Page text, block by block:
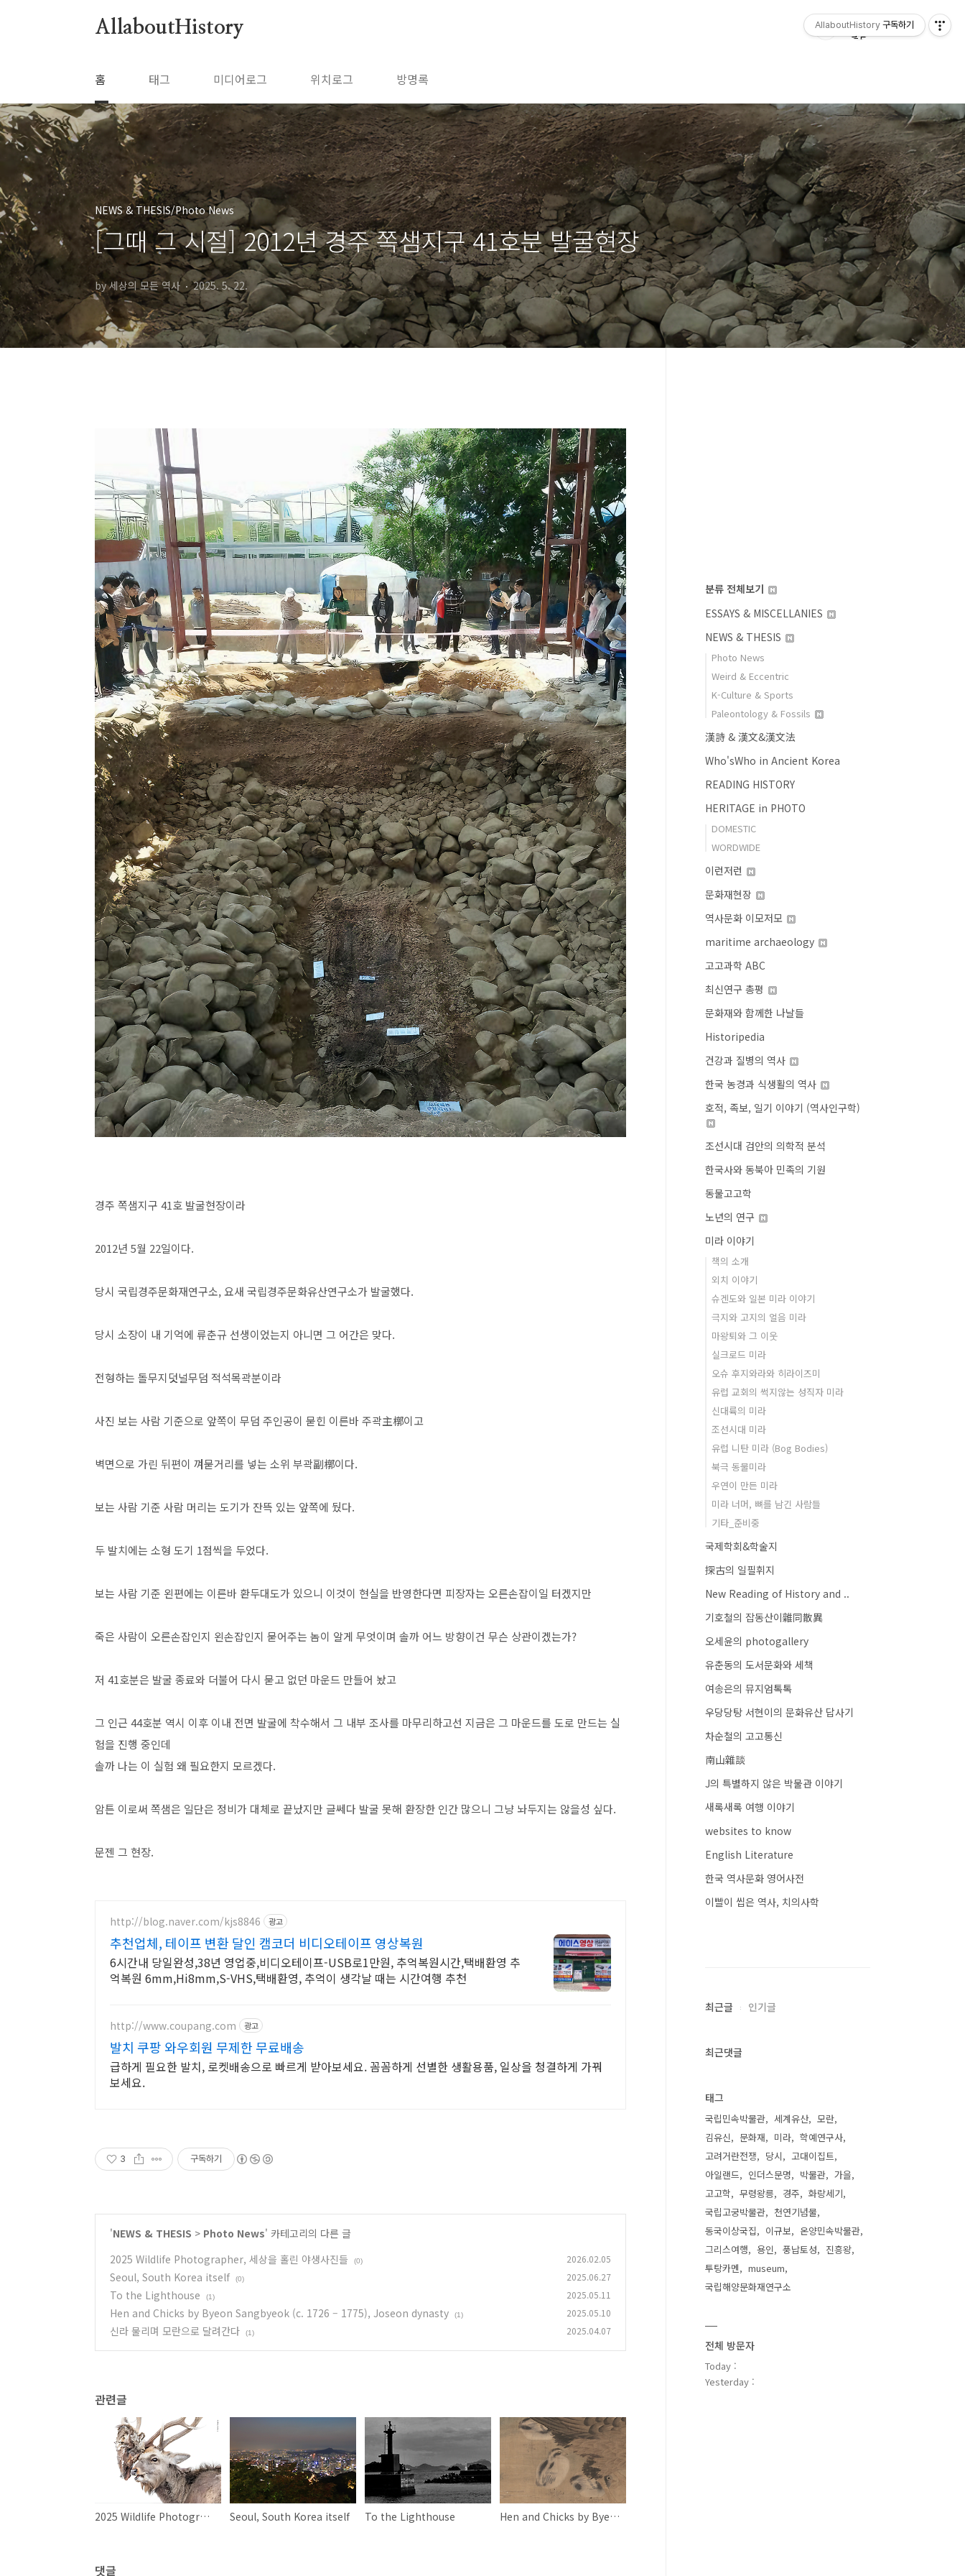
AllaboutHistory
홈 태그 미디어로그 위치로그 방명록
NEWS & THESIS/Photo News
[그때 그 시절] 2012년 경주 쪽샘지구 41호분 발굴현장
by 세상의 모든 역사 2025. 5. 22.
경주 쪽샘지구 41호 발굴현장이라
2012년 5월 22일이다.
당시 국립경주문화재연구소, 요새 국립경주문화유산연구소가 발굴했다.
당시 소장이 내 기억에 류춘규 선생이었는지 아니면 그 어간은 맞다.
전형하는 돌무지덧널무덤 적석목곽분이라
사진 보는 사람 기준으로 앞쪽이 무덤 주인공이 묻힌 이른바 주곽主槨이고
벽면으로 가린 뒤편이 껴묻거리를 넣는 소위 부곽副槨이다.
보는 사람 기준 사람 머리는 도기가 잔뜩 있는 앞쪽에 뒀다.
두 발치에는 소형 도기 1점씩을 두었다.
보는 사람 기준 왼편에는 이른바 환두대도가 있으니 이것이 현실을 반영한다면 피장자는 오른손잡이일 터겠지만
죽은 사람이 오른손잡인지 왼손잡인지 묻어주는 놈이 알게 무엇이며 솔까 어느 방향이건 무슨 상관이겠는가?
저 41호분은 발굴 종료와 더불어 다시 묻고 없던 마운드 만들어 놨고
그 인근 44호분 역시 이후 이내 전면 발굴에 착수해서 그 내부 조사를 마무리하고선 지금은 그 마운드를 도로 만드는 실
험을 진행 중인데
솔까 나는 이 실험 왜 필요한지 모르겠다.
암튼 이로써 쪽샘은 일단은 정비가 대체로 끝났지만 글쎄다 발굴 못해 환장한 인간 많으니 그냥 놔두지는 않을성 싶다.
문젠 그 현장.
http://blog.naver.com/kjs8846 광고
추천업체, 테이프 변환 달인 캠코더 비디오테이프 영상복원
6시간내 당일완성,38년 영업중,비디오테이프-USB로1만원, 추억복원시간,택배환영 추
억복원 6mm,Hi8mm,S-VHS,택배환영, 추억이 생각날 때는 시간여행 추천
http://www.coupang.com 광고
발치 쿠팡 와우회원 무제한 무료배송
급하게 필요한 발치, 로켓배송으로 빠르게 받아보세요. 꼼꼼하게 선별한 생활용품, 일상을 청결하게 가꿔
보세요.
3 구독하기
'NEWS & THESIS > Photo News' 카테고리의 다른 글
2025 Wildlife Photographer, 세상을 홀린 야생사진들
(0) 2026.02.05
Seoul, South Korea itself (0) 2025.06.27
To the Lighthouse (1) 2025.05.11
Hen and Chicks by Byeon Sangbyeok (c. 1726 – 1775), Joseon dynasty (1) 2025.05.10
신라 물리며 모란으로 달려간다 (1) 2025.04.07
관련글
2025 Wildlife Photographer, 세상을 홀린 야생사진들 Seoul, South Korea itself To the Lighthouse Hen and Chicks by Byeon Sangbyeok (c. 1726 – 1775), Joseon dynasty
댓글
분류 전체보기
ESSAYS & MISCELLANIES
NEWS & THESIS
Photo News
Weird & Eccentric
K-Culture & Sports
Paleontology & Fossils
漢詩 & 漢文&漢文法
Who'sWho in Ancient Korea
READING HISTORY
HERITAGE in PHOTO
DOMESTIC
WORDWIDE
이런저런
문화재현장
역사문화 이모저모
maritime archaeology
고고과학 ABC
최신연구 총평
문화재와 함께한 나날들
Historipedia
건강과 질병의 역사
한국 농경과 식생활의 역사
호적, 족보, 일기 이야기 (역사인구학)
조선시대 검안의 의학적 분석
한국사와 동북아 민족의 기원
동물고고학
노년의 연구
미라 이야기
책의 소개
외치 이야기
슈겐도와 일본 미라 이야기
극지와 고지의 얼음 미라
마왕퇴와 그 이웃
실크로드 미라
오슈 후지와라와 히라이즈미
유럽 교회의 썩지않는 성직자 미라
신대륙의 미라
조선시대 미라
유럽 니탄 미라 (Bog Bodies)
북극 동물미라
우연이 만든 미라
미라 너머, 뼈를 남긴 사람들
기타_준비중
국제학회&학술지
探古의 일필휘지
New Reading of History and ..
기호철의 잡동산이雜同散異
오세윤의 photogallery
유춘동의 도서문화와 세책
여송은의 뮤지엄톡톡
우당당탕 서현이의 문화유산 답사기
차순철의 고고통신
南山雜談
J의 특별하지 않은 박물관 이야기
새록새록 여행 이야기
websites to know
English Literature
한국 역사문화 영어사전
이빨이 씹은 역사, 치의사학
최근글 인기글
최근댓글
태그
국립민속박물관 세계유산
모란
김유신
문화재 미라
학예연구사
고려거란전쟁
당시
고대이집트
아일랜드
인더스문명 박물관
가을
고고학
무령왕릉 경주
화랑세기
국립고궁박물관
천연기념물
동국이상국집
이규보
온양민속박물관
그리스여행
용인 풍납토성
진흥왕
투탕카멘
museum
국립해양문화재연구소
전체 방문자
Today :
Yesterday :
AllaboutHistory 구독하기